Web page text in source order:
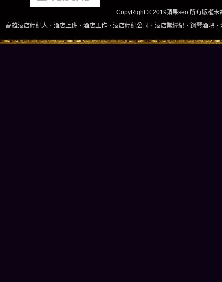
CopyRight © 2019蘋果seo 所有版權未
、酒店上班、酒店工作、酒店經紀公司、酒店業經紀、鋼琴酒吧、酒店小姐